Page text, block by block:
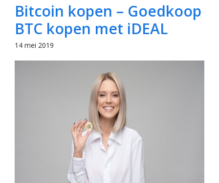
Bitcoin kopen – Goedkoop
BTC kopen met iDEAL
14 mei 2019